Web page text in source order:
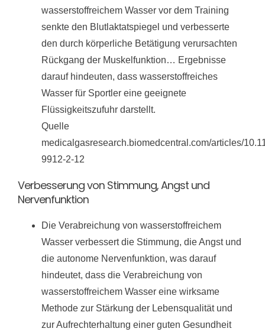
wasserstoffreichem Wasser vor dem Training
senkte den Blutlaktatspiegel und verbesserte
den durch körperliche Betätigung verursachten
Rückgang der Muskelfunktion… Ergebnisse
darauf hindeuten, dass wasserstoffreiches
Wasser für Sportler eine geeignete
Flüssigkeitszufuhr darstellt.
Quelle
medicalgasresearch.biomedcentral.com/articles/
9912-2-12
Verbesserung von Stimmung, Angst und
Nervenfunktion
Die Verabreichung von wasserstoffreichem
Wasser verbessert die Stimmung, die Angst und
die autonome Nervenfunktion, was darauf
hindeutet, dass die Verabreichung von
wasserstoffreichem Wasser eine wirksame
Methode zur Stärkung der Lebensqualität und
zur Aufrechterhaltung einer guten Gesundheit